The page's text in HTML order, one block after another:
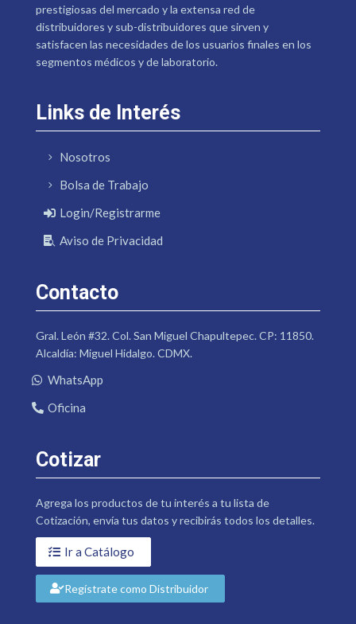
prestigiosas del mercado y la extensa red de
distribuidores y sub-distribuidores que sirven y
satisfacen las necesidades de los usuarios finales en los
segmentos médicos y de laboratorio.
Links de Interés
Nosotros
Bolsa de Trabajo
Login/Registrarme
Aviso de Privacidad
Contacto
Gral. León #32. Col. San Miguel Chapultepec. CP: 11850.
Alcaldía: Miguel Hidalgo. CDMX.
WhatsApp
Oficina
Cotizar
Agrega los productos de tu interés a tu lista de
Cotización, envía tus datos y recibirás todos los detalles.
Ir a Catálogo
Regístrate como Distribuidor